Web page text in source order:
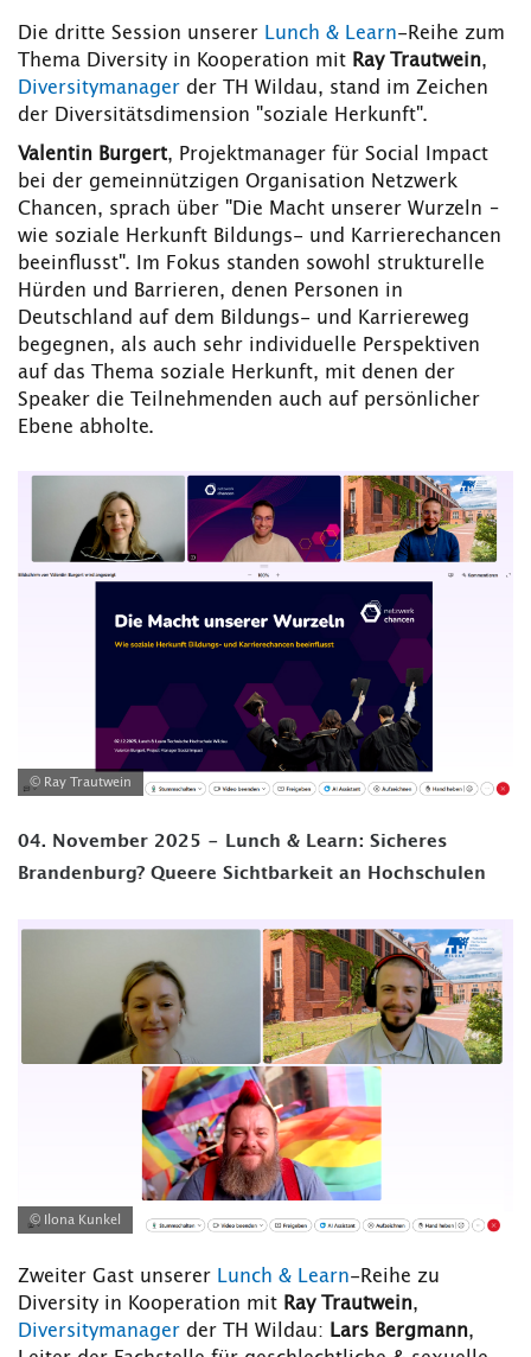
Die dritte Session unserer Lunch & Learn-Reihe zum
Thema Diversity in Kooperation mit Ray Trautwein,
Diversitymanager der TH Wildau, stand im Zeichen
der Diversitätsdimension "soziale Herkunft".
Valentin Burgert, Projektmanager für Social Impact
bei der gemeinnützigen Organisation Netzwerk
Chancen, sprach über "Die Macht unserer Wurzeln –
wie soziale Herkunft Bildungs- und Karrierechancen
beeinflusst". Im Fokus standen sowohl strukturelle
Hürden und Barrieren, denen Personen in
Deutschland auf dem Bildungs- und Karriereweg
begegnen, als auch sehr individuelle Perspektiven
auf das Thema soziale Herkunft, mit denen der
Speaker die Teilnehmenden auch auf persönlicher
Ebene abholte.
© Ray Trautwein
04. November 2025 - Lunch & Learn: Sicheres
Brandenburg? Queere Sichtbarkeit an Hochschulen
© Ilona Kunkel
Zweiter Gast unserer Lunch & Learn-Reihe zu
Diversity in Kooperation mit Ray Trautwein,
Diversitymanager der TH Wildau: Lars Bergmann,